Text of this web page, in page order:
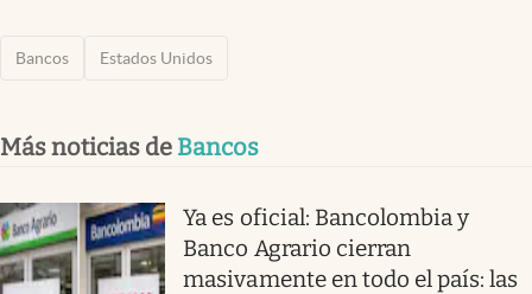
Bancos Estados Unidos
Más noticias de Bancos
Ya es oficial: Bancolombia y
Banco Agrario cierran
masivamente en todo el país: las